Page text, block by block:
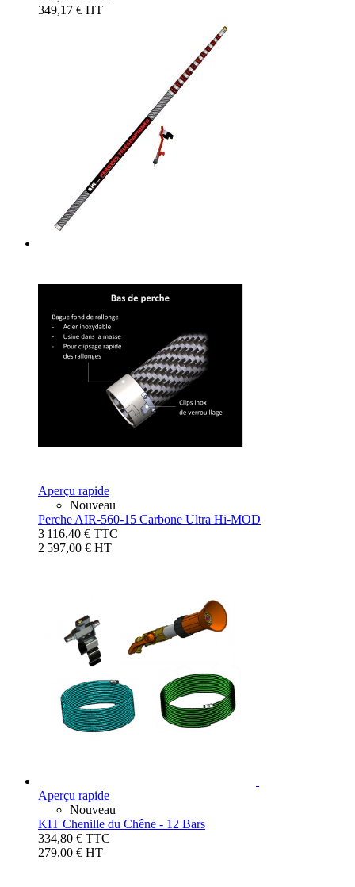
349,17 € HT
Aperçu rapide
Nouveau
Perche AIR-560-15 Carbone Ultra Hi-MOD
3 116,40 € TTC
2 597,00 € HT
Aperçu rapide
Nouveau
KIT Chenille du Chêne - 12 Bars
334,80 € TTC
279,00 € HT